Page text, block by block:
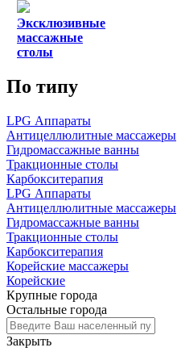
Эксклюзивные
массажные
столы
По типу
LPG Аппараты
Антицеллюлитные массажеры
Гидромассажные ванны
Тракционные столы
Карбокситерапия
LPG Аппараты
Антицеллюлитные массажеры
Гидромассажные ванны
Тракционные столы
Карбокситерапия
Корейские массажеры
Корейские
Крупные города
Остальные города
Закрыть